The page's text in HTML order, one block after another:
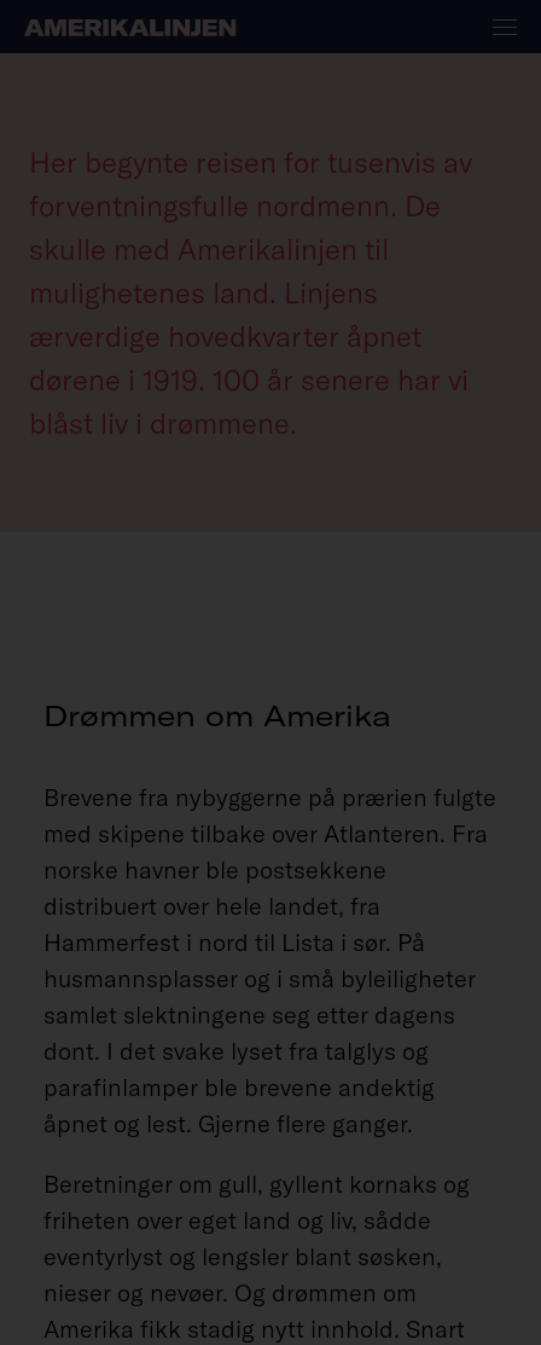
historie
Her begynte reisen for tusenvis av
forventningsfulle nordmenn. De
skulle med Amerikalinjen til
mulighetenes land. Linjens
ærverdige hovedkvarter åpnet
dørene i 1919. 100 år senere har vi
blåst liv i drømmene.
Drømmen om Amerika
Brevene fra nybyggerne på prærien fulgte
med skipene tilbake over Atlanteren. Fra
norske havner ble postsekkene
distribuert over hele landet, fra
Hammerfest i nord til Lista i sør. På
husmannsplasser og i små byleiligheter
samlet slektningene seg etter dagens
dont. I det svake lyset fra talglys og
parafinlamper ble brevene andektig
åpnet og lest. Gjerne flere ganger.
Beretninger om gull, gyllent kornaks og
friheten over eget land og liv, sådde
eventyrlyst og lengsler blant søsken,
nieser og nevøer. Og drømmen om
Amerika fikk stadig nytt innhold. Snart